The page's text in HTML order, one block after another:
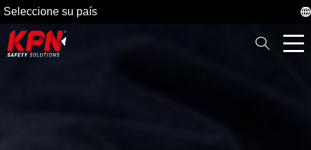
Seleccione su país